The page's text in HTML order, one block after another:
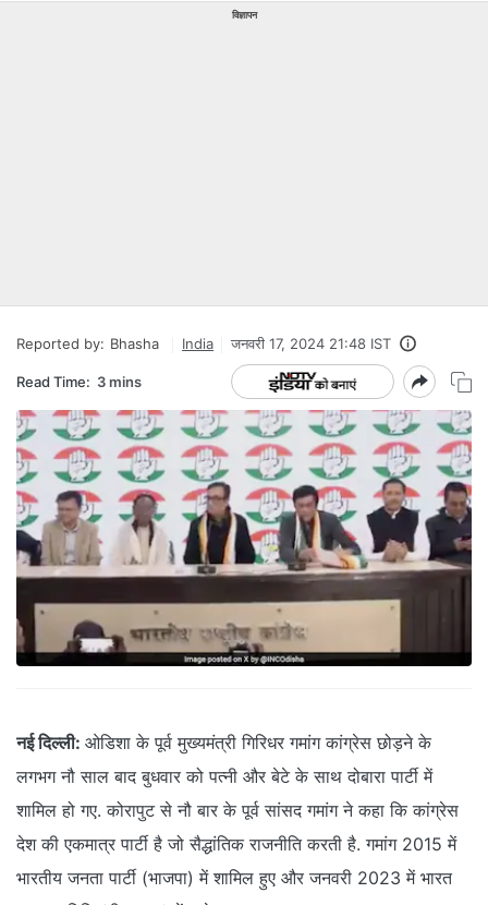
विज्ञापन
Reported by: Bhasha India जनवरी 17, 2024 21:48 IST
Read Time: 3 mins
नई दिल्ली: ओडिशा के पूर्व मुख्यमंत्री गिरिधर गमांग कांग्रेस छोड़ने के
लगभग नौ साल बाद बुधवार को पत्नी और बेटे के साथ दोबारा पार्टी में
शामिल हो गए. कोरापुट से नौ बार के पूर्व सांसद गमांग ने कहा कि कांग्रेस
देश की एकमात्र पार्टी है जो सैद्धांतिक राजनीति करती है. गमांग 2015 में
भारतीय जनता पार्टी (भाजपा) में शामिल हुए और जनवरी 2023 में भारत